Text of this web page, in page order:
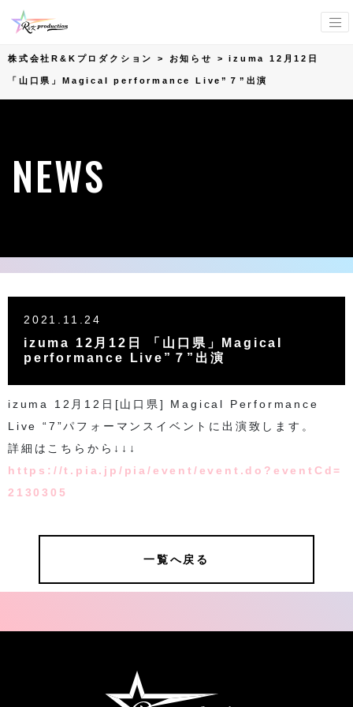
株式会社R&Kプロダクション > お知らせ >izuma 12月12日
「山口県」MagicaI performance Live”７”出演
NEWS
2021.11.24
izuma 12月12日 「山口県」MagicaI
performance Live”７”出演
izuma 12月12日[山口県] Magical Performance
Live “7”パフォーマンスイベントに出演致します。
詳細はこちらから↓↓↓
https://t.pia.jp/pia/event/event.do?eventCd=
2130305
一覧へ戻る